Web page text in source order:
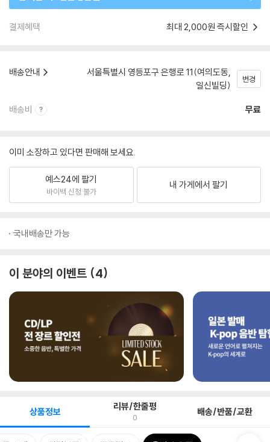
결제혜택 최대 2,000원 즉시할인
배송안내
서울특별시 영등포구 은행로 11(여의도동,
일신빌딩)
변경
배송비 무료
이미 소장하고 있다면 판매해 보세요.
예스24에 팔기
바이백 신청 불가
내 가게에서 팔기
국내배송만 가능
이 분야의 이벤트 4
상품정보 리뷰/한줄평
0 배송/반품/교환